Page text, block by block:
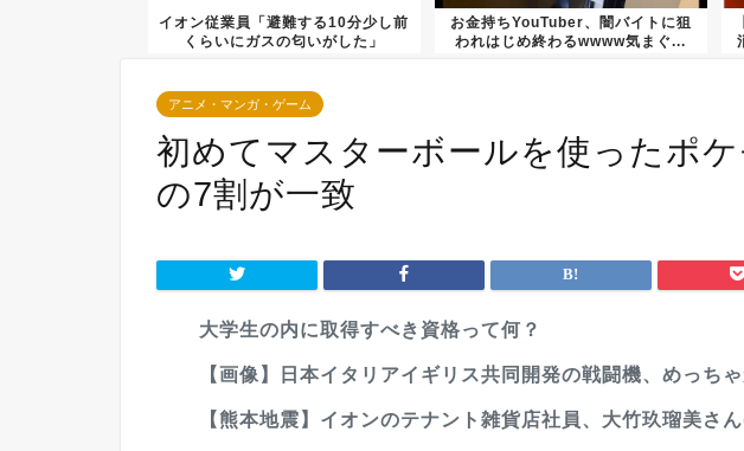
イオン従業員「避難する10分少し前
くらいにガスの匂いがした」
お金持ちYouTuber、闇バイトに狙
われはじめ終わるwwww気まぐ...
アニメ・マンガ・ゲーム
初めてマスターボールを使ったポ
の7割が一致
大学生の内に取得すべき資格って何？
【画像】日本イタリアイギリス共同開発の戦闘機、めっち
【熊本地震】イオンのテナント雑貨店社員、大竹玖瑠美さ